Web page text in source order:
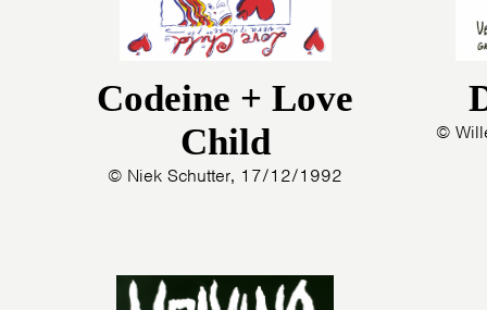
Codeine + Love
Child
© Niek Schutter, 17/12/1992
©